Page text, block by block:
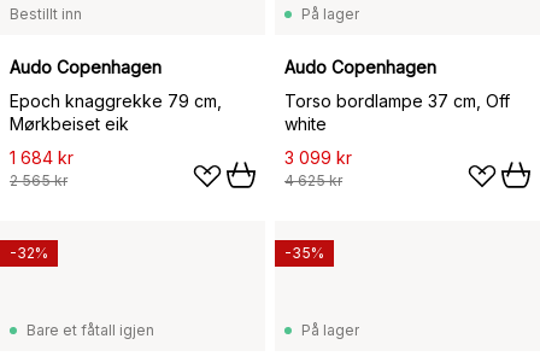
Bestillt inn
Audo Copenhagen
Epoch knaggrekke 79 cm,
Mørkbeiset eik
1 684 kr
2 565 kr
På lager
Audo Copenhagen
Torso bordlampe 37 cm, Off
white
3 099 kr
4 625 kr
Bare et fåtall igjen
-32%
På lager
-35%